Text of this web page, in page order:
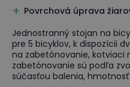
Povrchová úprava
Jednostranný stojan na
pre 5 bicyklov, k dispozícii
na zabetónovanie, kotviaci
zabetónovanie sú podľa
súčasťou balenia, hmotnosť